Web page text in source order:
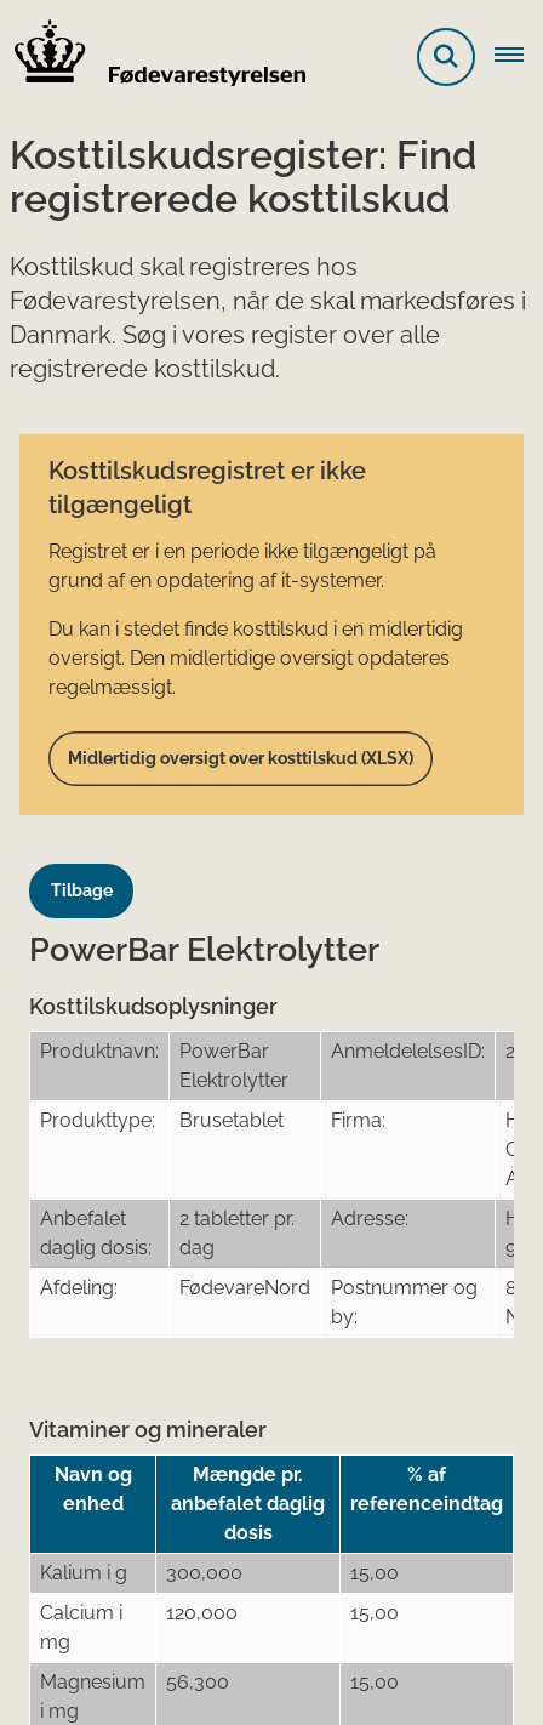
Kosttilskudsregister: Find
registrerede kosttilskud
Kosttilskud skal registreres hos
Fødevarestyrelsen, når de skal markedsføres i
Danmark. Søg i vores register over alle
registrerede kosttilskud.
Kosttilskudsregistret er ikke
tilgængeligt
Registret er i en periode ikke tilgængeligt på
grund af en opdatering af it-systemer.
Du kan i stedet finde kosttilskud i en midlertidig
oversigt. Den midlertidige oversigt opdateres
regelmæssigt.
Midlertidig oversigt over kosttilskud (XLSX)
Tilbage
PowerBar Elektrolytter
Kosttilskudsoplysninger
Produktnavn:
PowerBar
Elektrolytter
AnmeldelelsesID:
Produkttype: Brusetablet Firma:
H.F.
A/S
Anbefalet
daglig dosis:
2 tabletter pr.
dag
Adresse:
9-11
Afdeling:
FødevareNord
Postnummer og
by:
NV
Vitaminer og mineraler
Navn og
enhed
Mængde pr.
anbefalet daglig
dosis
% af
referenceindtag
Kalium i g 300,000
15,00
Calcium i
mg
120,000 15,00
Magnesium
i mg
56,300 15,00